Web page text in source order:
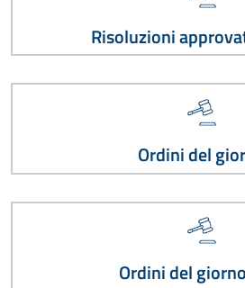
Risoluzioni
Ordini del
Ordini del